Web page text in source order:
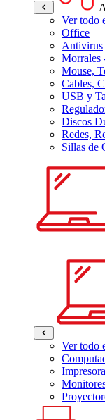
Ver todo
Office
Antivirus
Morrales
Mouse,
Cables,
USB y
Discos
Redes,
Sillas de
Ver todo